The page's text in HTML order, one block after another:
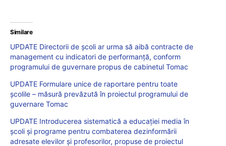
Similare
UPDATE Directorii de școli ar urma să aibă contracte de
management cu indicatori de performanță, conform
programului de guvernare propus de cabinetul Tomac
UPDATE Formulare unice de raportare pentru toate
școlile – măsură prevăzută în proiectul programului de
guvernare Tomac
UPDATE Introducerea sistematică a educației media în
școli și programe pentru combaterea dezinformării
adresate elevilor și profesorilor, propuse de proiectul